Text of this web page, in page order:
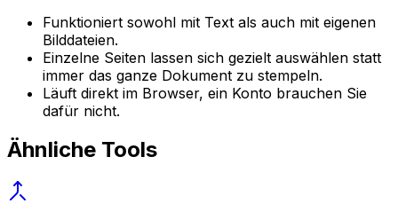
Funktioniert sowohl mit Text als auch mit eigenen
Bilddateien.
Einzelne Seiten lassen sich gezielt auswählen statt
immer das ganze Dokument zu stempeln.
Läuft direkt im Browser, ein Konto brauchen Sie
dafür nicht.
Ähnliche Tools